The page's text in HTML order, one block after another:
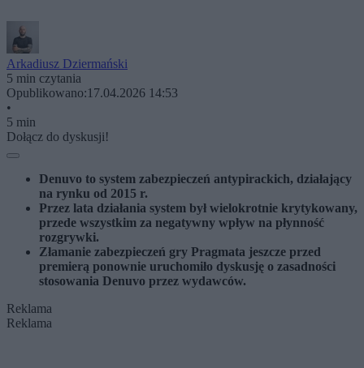
Arkadiusz Dziermański
5 min czytania
Opublikowano:17.04.2026 14:53
•
5 min
Dołącz do dyskusji!
Denuvo to system zabezpieczeń antypirackich, działający
na rynku od 2015 r.
Przez lata działania system był wielokrotnie krytykowany,
przede wszystkim za negatywny wpływ na płynność
rozgrywki.
Złamanie zabezpieczeń gry Pragmata jeszcze przed
premierą ponownie uruchomiło dyskusję o zasadności
stosowania Denuvo przez wydawców.
Reklama
Reklama